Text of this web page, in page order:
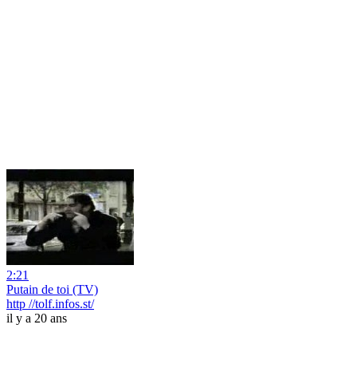
2:21
Putain de toi (TV)
http //tolf.infos.st/
il y a 20 ans